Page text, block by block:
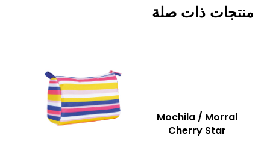
منتجات ذات صلة
Mochila / Morral
Cherry Star